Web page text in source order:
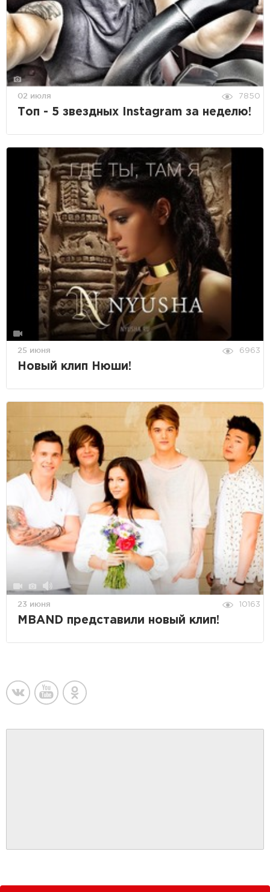
02 июля 7850
Топ - 5 звездных Instagram за неделю!
25 июня 6963
Новый клип Нюши!
23 июня 10163
MBAND представили новый клип!